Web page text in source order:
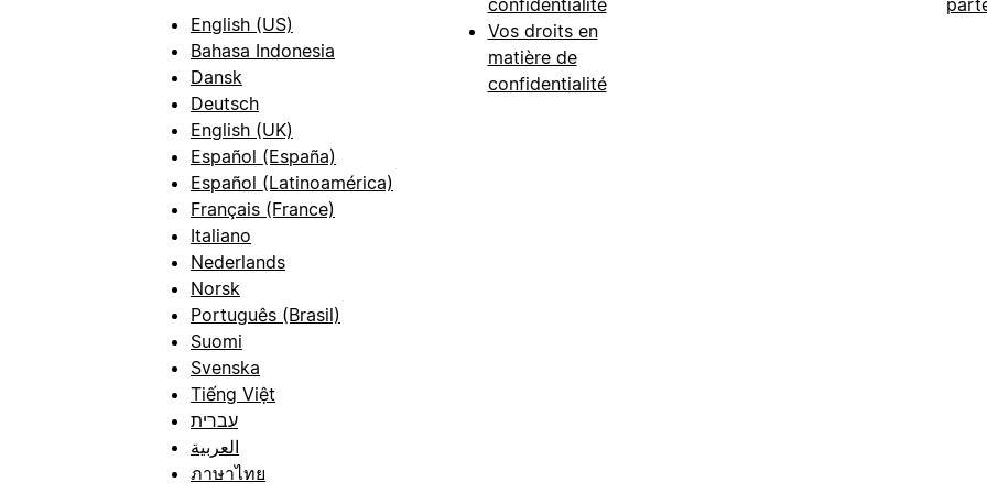
English (US)
Bahasa Indonesia
Dansk
Deutsch
English (UK)
Español (España)
Español (Latinoamérica)
Français (France)
Italiano
Nederlands
Norsk
Português (Brasil)
Suomi
Svenska
Tiếng Việt
עברית
العربية
ภาษาไทย
Vos droits en
matière de
confidentialité